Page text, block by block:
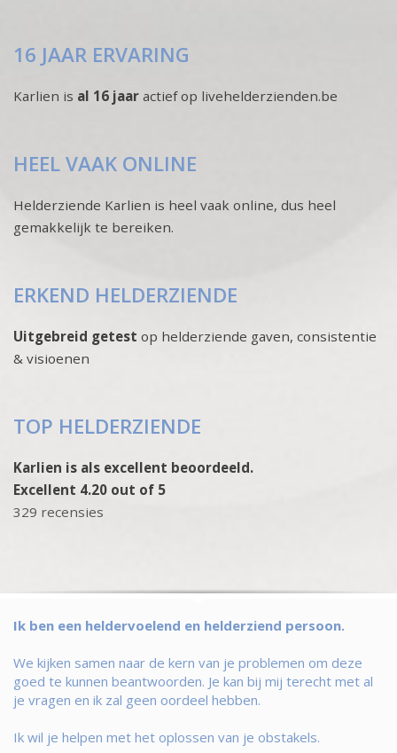
16 JAAR ERVARING
Karlien is al 16 jaar actief op livehelderzienden.be
HEEL VAAK ONLINE
Helderziende Karlien is heel vaak online, dus heel
gemakkelijk te bereiken.
ERKEND HELDERZIENDE
Uitgebreid getest op helderziende gaven, consistentie
& visioenen
TOP HELDERZIENDE
Karlien is als excellent beoordeeld.
Excellent 4.20 out of 5
329 recensies
Ik ben een heldervoelend en helderziend persoon.
We kijken samen naar de kern van je problemen om deze
goed te kunnen beantwoorden. Je kan bij mij terecht met al
je vragen en ik zal geen oordeel hebben.
Ik wil je helpen met het oplossen van je obstakels.